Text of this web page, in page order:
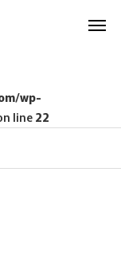
wp-
line22